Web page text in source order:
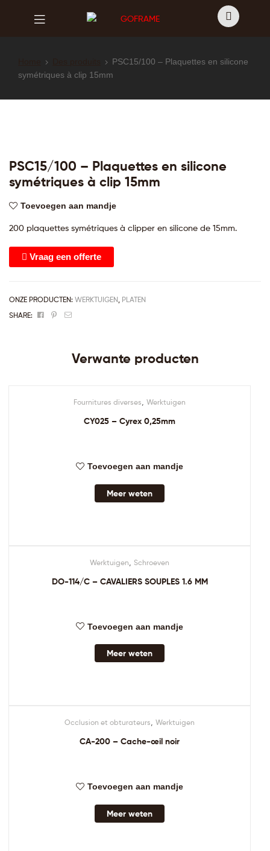
PSC15/100 – Plaquettes en silicone
symétriques à clip 15mm
PSC15/100 – Plaquettes en silicone
symétriques à clip 15mm
Toevoegen aan mandje
200 plaquettes symétriques à clipper en silicone de 15mm.
Vraag een offerte
ONZE PRODUCTEN: WERKTUIGEN, PLATEN
SHARE:
FacebookPinterest
Email
Verwante producten
Fournitures diverses Werktuigen
CY025 – Cyrex 0,25mm
Toevoegen aan mandje
Meer weten
Werktuigen Schroeven
DO-114/C – CAVALIERS SOUPLES 1.6 MM
Toevoegen aan mandje
Meer weten
Occlusion et obturateurs, Werktuigen
CA-200 – Cache-œil noir
Toevoegen aan mandje
Meer weten